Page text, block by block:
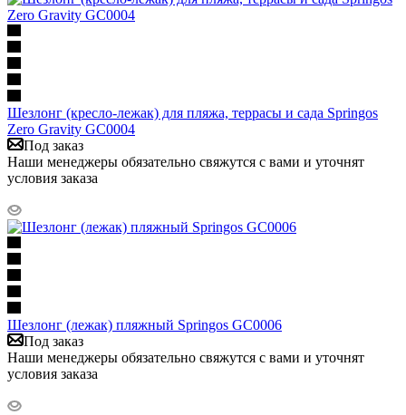
Шезлонг (кресло-лежак) для пляжа, террасы и сада Springos
Zero Gravity GC0004
Под заказ
Наши менеджеры обязательно свяжутся с вами и уточнят
условия заказа
Шезлонг (лежак) пляжный Springos GC0006
Под заказ
Наши менеджеры обязательно свяжутся с вами и уточнят
условия заказа